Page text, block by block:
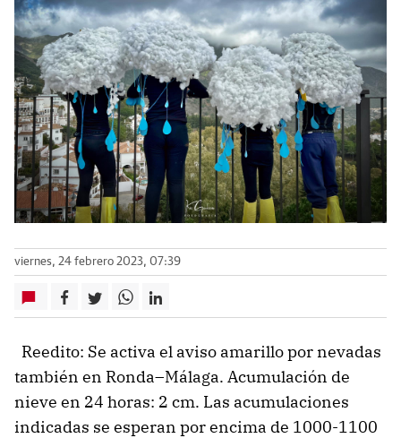
viernes, 24 febrero 2023, 07:39
Reedito: Se activa el aviso amarillo por nevadas
también en Ronda–Málaga. Acumulación de
nieve en 24 horas: 2 cm. Las acumulaciones
indicadas se esperan por encima de 1000-1100